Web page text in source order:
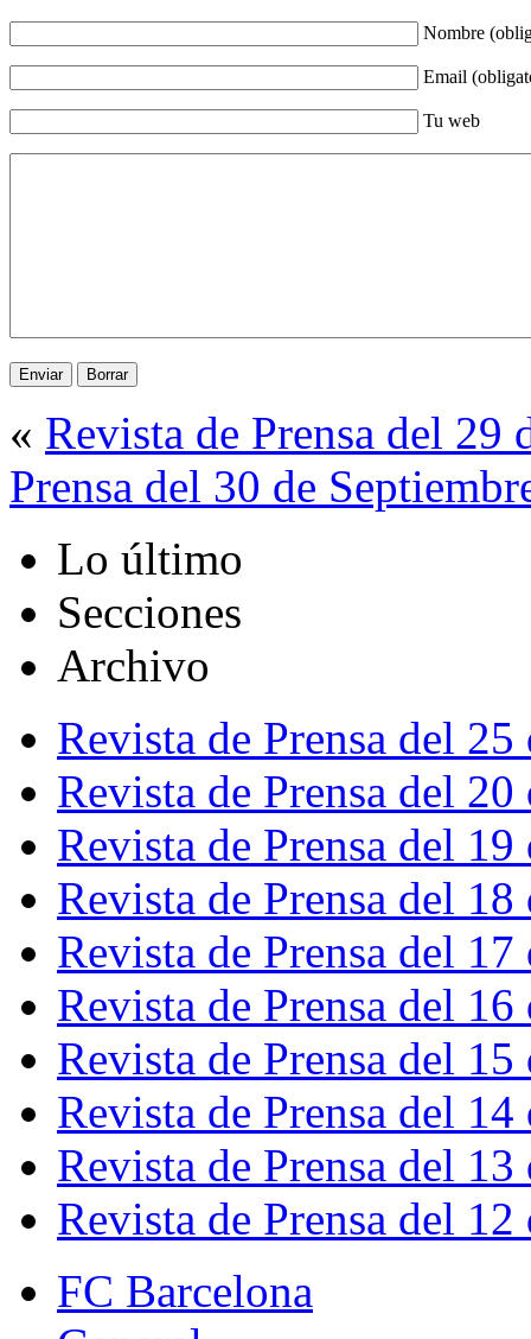
Nombre
Email
Tu web
« Revista de Prensa del 29
Prensa del 30 de
Lo último
Secciones
Archivo
Revista de Prensa del
Revista de Prensa del
Revista de Prensa del
Revista de Prensa del
Revista de Prensa del
Revista de Prensa del
Revista de Prensa del
Revista de Prensa del
Revista de Prensa del
Revista de Prensa del
FC Barcelona